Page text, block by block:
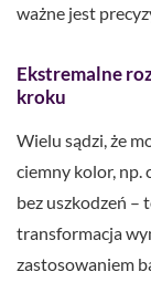
ważne jest
Ekstremalne
kroku
Wielu sądzi, że
ciemny kolor, np.
bez uszkodzeń –
transformacja
zastosowaniem